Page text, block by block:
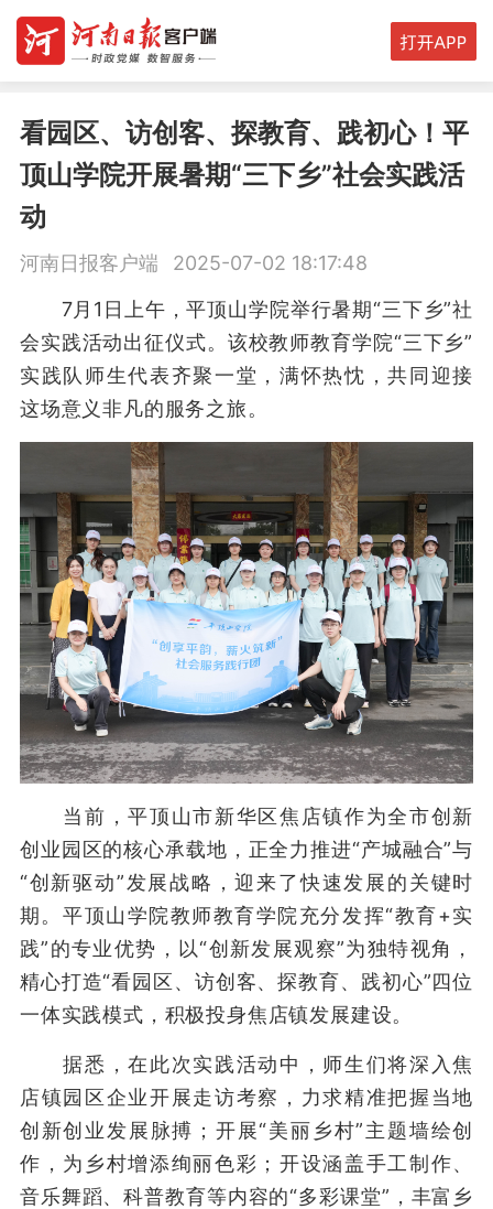
看园区、访创客、探教育、践初心！平
顶山学院开展暑期“三下乡”社会实践活
动
河南日报客户端
2025-07-02 18:17:48
7月1日上午，平顶山学院举行暑期“三下乡”社
会实践活动出征仪式。该校教师教育学院“三下乡”
实践队师生代表齐聚一堂，满怀热忱，共同迎接
这场意义非凡的服务之旅。
当前，平顶山市新华区焦店镇作为全市创新
创业园区的核心承载地，正全力推进“产城融合”与
“创新驱动”发展战略，迎来了快速发展的关键时
期。平顶山学院教师教育学院充分发挥“教育+实
践”的专业优势，以“创新发展观察”为独特视角，
精心打造“看园区、访创客、探教育、践初心”四位
一体实践模式，积极投身焦店镇发展建设。
据悉，在此次实践活动中，师生们将深入焦
店镇园区企业开展走访考察，力求精准把握当地
创新创业发展脉搏；开展“美丽乡村”主题墙绘创
作，为乡村增添绚丽色彩；开设涵盖手工制作、
音乐舞蹈、科普教育等内容的“多彩课堂”，丰富乡